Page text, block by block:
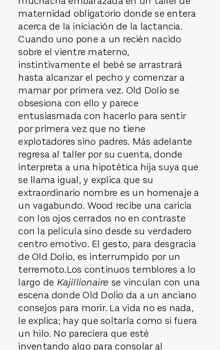
maternidad obligatorio donde se entera
acerca de la iniciación de la lactancia.
Cuando uno pone a un recién nacido
sobre el vientre materno,
instintivamente el bebé se arrastrará
hasta alcanzar el pecho y comenzar a
mamar por primera vez. Old Dolio se
obsesiona con ello y parece
entusiasmada con hacerlo para sentir
por primera vez que no tiene
explotadores sino padres. Más adelante
regresa al taller por su cuenta, donde
interpreta a una hipotética hija suya que
se llama igual, y explica que su
extraordinario nombre es un homenaje a
un vagabundo. Wood recibe una caricia
con los ojos cerrados no en contraste
con la película sino desde su verdadero
centro emotivo. El gesto, para desgracia
de Old Dolio, es interrumpido por un
terremoto.Los continuos temblores a lo
largo de Kajillionaire se vinculan con una
escena donde Old Dolio da a un anciano
consejos para morir. La vida no es nada,
le explica; hay que soltarla como si fuera
un hilo. No pareciera que esté
inventando algo para consolar al